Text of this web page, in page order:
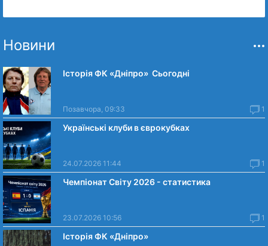
Новини
Історія ФК «Дніпро» Сьогодні
Позавчора, 09:33 1
Українські клуби в єврокубках
24.07.2026 11:44 1
Чемпіонат Світу 2026 - статистика
23.07.2026 10:56 1
Історія ФК «Дніпро»